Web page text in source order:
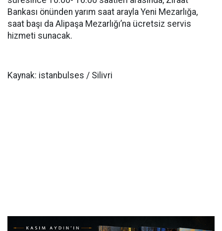
Bankası önünden yarım saat arayla Yeni Mezarlığa,
saat başı da Alipaşa Mezarlığı’na ücretsiz servis
hizmeti sunacak.
Kaynak: istanbulses / Silivri